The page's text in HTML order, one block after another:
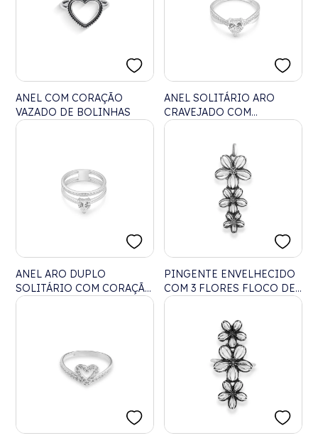
ANEL COM CORAÇÃO
VAZADO DE BOLINHAS
ANEL SOLITÁRIO ARO
CRAVEJADO COM
CORAÇÃO DE ZIRCÔNIA
ANEL ARO DUPLO
SOLITÁRIO COM CORAÇÃO
CRAVEJADO DE ZIRCÔNIA
PINGENTE ENVELHECIDO
COM 3 FLORES FLOCO DE
NEVE VAZADA